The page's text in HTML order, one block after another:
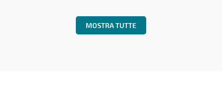
MOSTRA TUTTE